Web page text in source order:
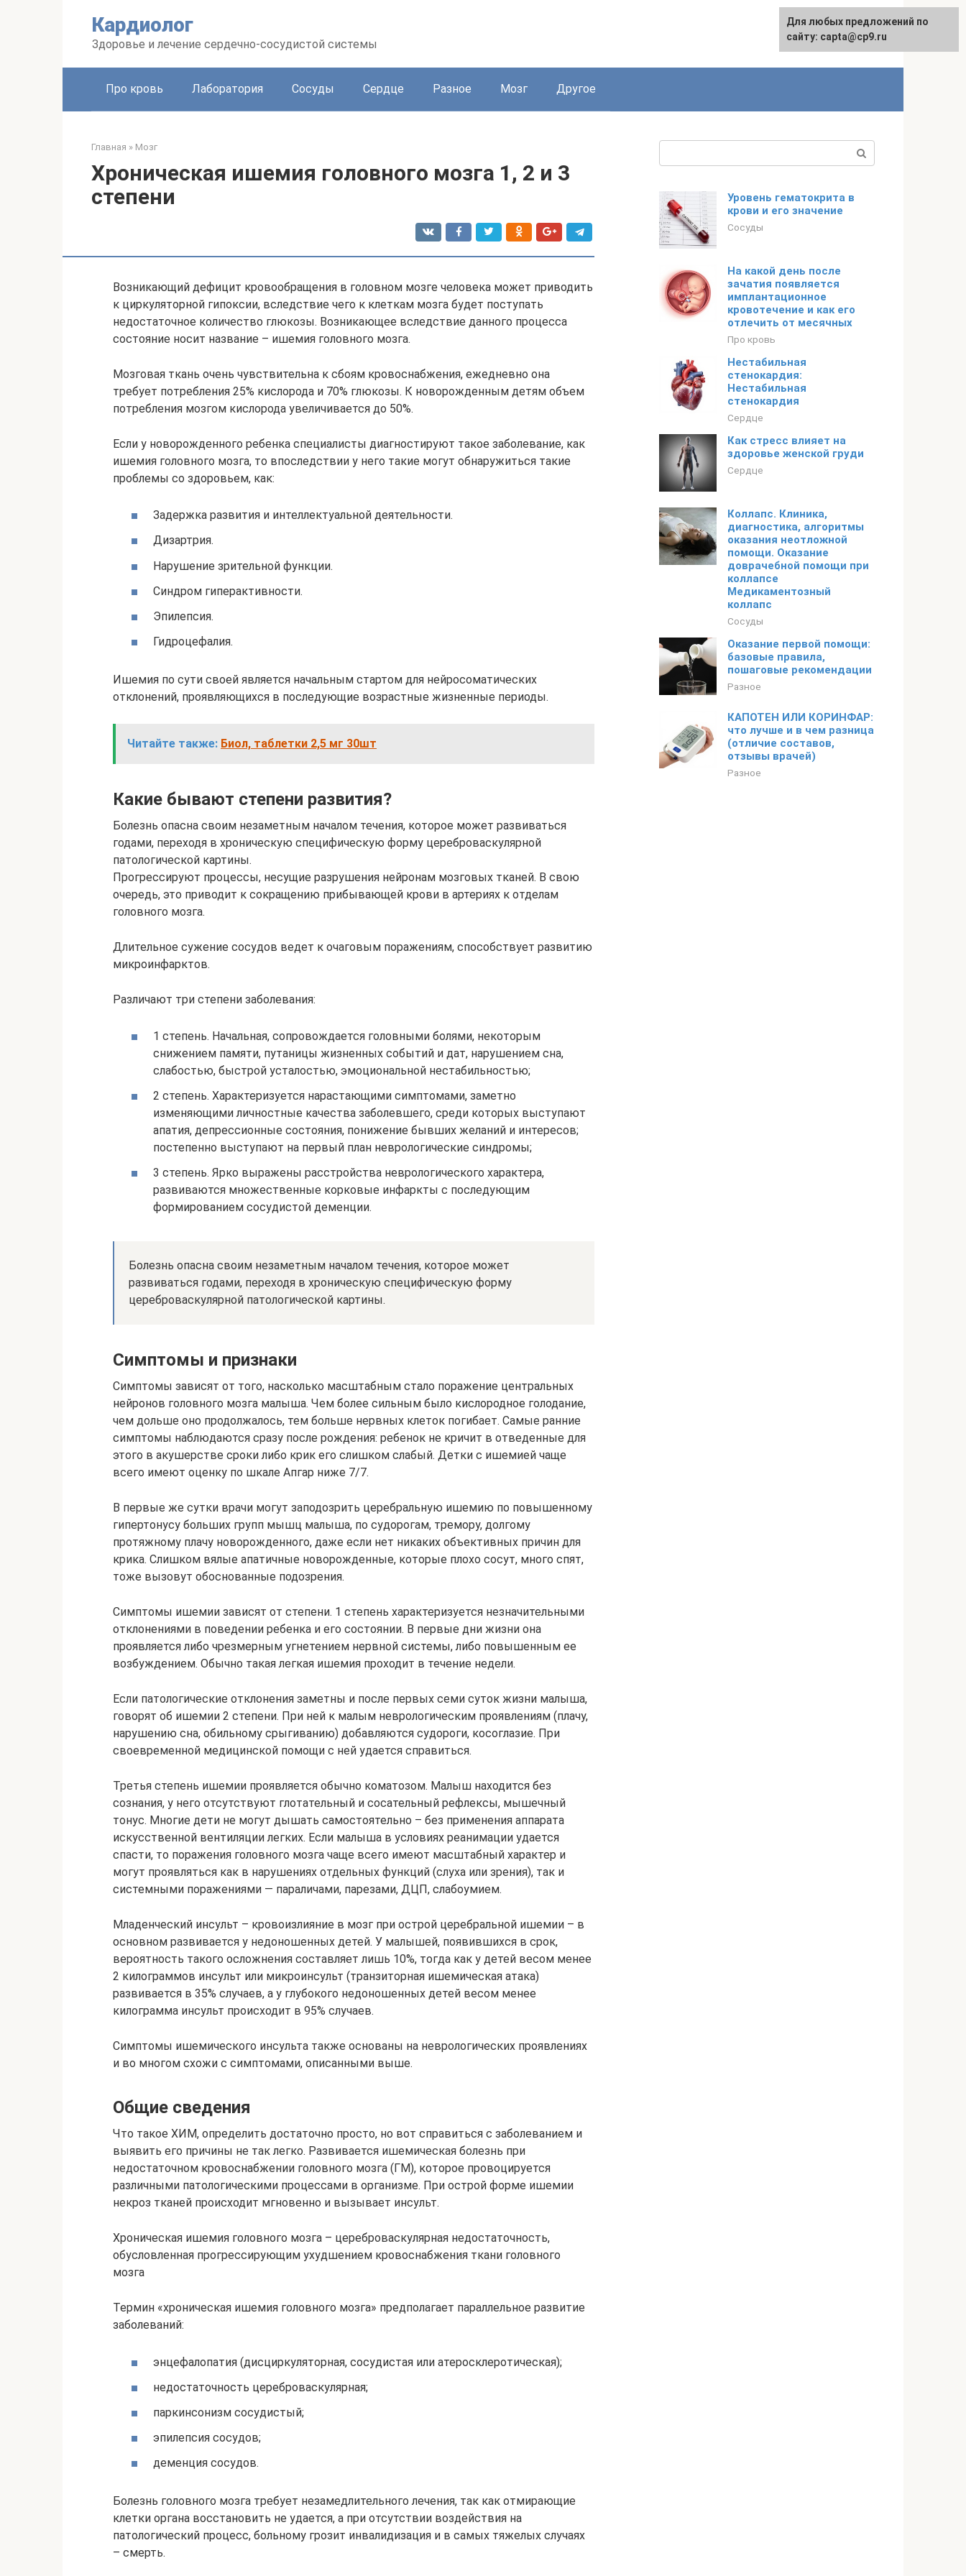
Кардиолог
Здоровье и лечение сердечно-сосудистой системы
Про кровь Лаборатория Сосуды Сердце Разное Мозг Другое
Главная » Мозг
Хроническая ишемия головного мозга 1, 2 и 3
степени
Возникающий дефицит кровообращения в головном мозге человека может приводить
к циркуляторной гипоксии, вследствие чего к клеткам мозга будет поступать
недостаточное количество глюкозы. Возникающее вследствие данного процесса
состояние носит название – ишемия головного мозга.
Мозговая ткань очень чувствительна к сбоям кровоснабжения, ежедневно она
требует потребления 25% кислорода и 70% глюкозы. К новорожденным детям объем
потребления мозгом кислорода увеличивается до 50%.
Если у новорожденного ребенка специалисты диагностируют такое заболевание, как
ишемия головного мозга, то впоследствии у него такие могут обнаружиться такие
проблемы со здоровьем, как:
Задержка развития и интеллектуальной деятельности.
Дизартрия.
Нарушение зрительной функции.
Синдром гиперактивности.
Эпилепсия.
Гидроцефалия.
Ишемия по сути своей является начальным стартом для нейросоматических
отклонений, проявляющихся в последующие возрастные жизненные периоды.
Читайте также: Биол, таблетки 2,5 мг 30шт
Какие бывают степени развития?
Болезнь опасна своим незаметным началом течения, которое может развиваться
годами, переходя в хроническую специфическую форму цереброваскулярной
патологической картины.
Прогрессируют процессы, несущие разрушения нейронам мозговых тканей. В свою
очередь, это приводит к сокращению прибывающей крови в артериях к отделам
головного мозга.
Длительное сужение сосудов ведет к очаговым поражениям, способствует развитию
микроинфарктов.
Различают три степени заболевания:
1 степень. Начальная, сопровождается головными болями, некоторым
снижением памяти, путаницы жизненных событий и дат, нарушением сна,
слабостью, быстрой усталостью, эмоциональной нестабильностью;
2 степень. Характеризуется нарастающими симптомами, заметно
изменяющими личностные качества заболевшего, среди которых выступают
апатия, депрессионные состояния, понижение бывших желаний и интересов;
постепенно выступают на первый план неврологические синдромы;
3 степень. Ярко выражены расстройства неврологического характера,
развиваются множественные корковые инфаркты с последующим
формированием сосудистой деменции.
Болезнь опасна своим незаметным началом течения, которое может
развиваться годами, переходя в хроническую специфическую форму
цереброваскулярной патологической картины.
Симптомы и признаки
Симптомы зависят от того, насколько масштабным стало поражение центральных
нейронов головного мозга малыша. Чем более сильным было кислородное голодание,
чем дольше оно продолжалось, тем больше нервных клеток погибает. Самые ранние
симптомы наблюдаются сразу после рождения: ребенок не кричит в отведенные для
этого в акушерстве сроки либо крик его слишком слабый. Детки с ишемией чаще
всего имеют оценку по шкале Апгар ниже 7/7.
В первые же сутки врачи могут заподозрить церебральную ишемию по повышенному
гипертонусу больших групп мышц малыша, по судорогам, тремору, долгому
протяжному плачу новорожденного, даже если нет никаких объективных причин для
крика. Слишком вялые апатичные новорожденные, которые плохо сосут, много спят,
тоже вызовут обоснованные подозрения.
Симптомы ишемии зависят от степени. 1 степень характеризуется незначительными
отклонениями в поведении ребенка и его состоянии. В первые дни жизни она
проявляется либо чрезмерным угнетением нервной системы, либо повышенным ее
возбуждением. Обычно такая легкая ишемия проходит в течение недели.
Если патологические отклонения заметны и после первых семи суток жизни малыша,
говорят об ишемии 2 степени. При ней к малым неврологическим проявлениям (плачу,
нарушению сна, обильному срыгиванию) добавляются судороги, косоглазие. При
своевременной медицинской помощи с ней удается справиться.
Третья степень ишемии проявляется обычно коматозом. Малыш находится без
сознания, у него отсутствуют глотательный и сосательный рефлексы, мышечный
тонус. Многие дети не могут дышать самостоятельно – без применения аппарата
искусственной вентиляции легких. Если малыша в условиях реанимации удается
спасти, то поражения головного мозга чаще всего имеют масштабный характер и
могут проявляться как в нарушениях отдельных функций (слуха или зрения), так и
системными поражениями — параличами, парезами, ДЦП, слабоумием.
Младенческий инсульт – кровоизлияние в мозг при острой церебральной ишемии – в
основном развивается у недоношенных детей. У малышей, появившихся в срок,
вероятность такого осложнения составляет лишь 10%, тогда как у детей весом менее
2 килограммов инсульт или микроинсульт (транзиторная ишемическая атака)
развивается в 35% случаев, а у глубокого недоношенных детей весом менее
килограмма инсульт происходит в 95% случаев.
Симптомы ишемического инсульта также основаны на неврологических проявлениях
и во многом схожи с симптомами, описанными выше.
Общие сведения
Что такое ХИМ, определить достаточно просто, но вот справиться с заболеванием и
выявить его причины не так легко. Развивается ишемическая болезнь при
недостаточном кровоснабжении головного мозга (ГМ), которое провоцируется
различными патологическими процессами в организме. При острой форме ишемии
некроз тканей происходит мгновенно и вызывает инсульт.
Хроническая ишемия головного мозга – цереброваскулярная недостаточность,
обусловленная прогрессирующим ухудшением кровоснабжения ткани головного
мозга
Термин «хроническая ишемия головного мозга» предполагает параллельное развитие
заболеваний:
энцефалопатия (дисциркуляторная, сосудистая или атеросклеротическая);
недостаточность цереброваскулярная;
паркинсонизм сосудистый;
эпилепсия сосудов;
деменция сосудов.
Болезнь головного мозга требует незамедлительного лечения, так как отмирающие
клетки органа восстановить не удается, а при отсутствии воздействия на
патологический процесс, больному грозит инвалидизация и в самых тяжелых случаях
– смерть.
Уровень гематокрита в
крови и его значение
Сосуды
На какой день после
зачатия появляется
имплантационное
кровотечение и как его
отлечить от месячных
Про кровь
Нестабильная
стенокардия:
Нестабильная
стенокардия
Сердце
Как стресс влияет на
здоровье женской груди
Сердце
Коллапс. Клиника,
диагностика, алгоритмы
оказания неотложной
помощи. Оказание
доврачебной помощи при
коллапсе
Медикаментозный
коллапс
Сосуды
Оказание первой помощи:
базовые правила,
пошаговые рекомендации
Разное
КАПОТЕН ИЛИ КОРИНФАР:
что лучше и в чем разница
(отличие составов,
отзывы врачей)
Разное
Для любых предложений по
сайту: capta@cp9.ru